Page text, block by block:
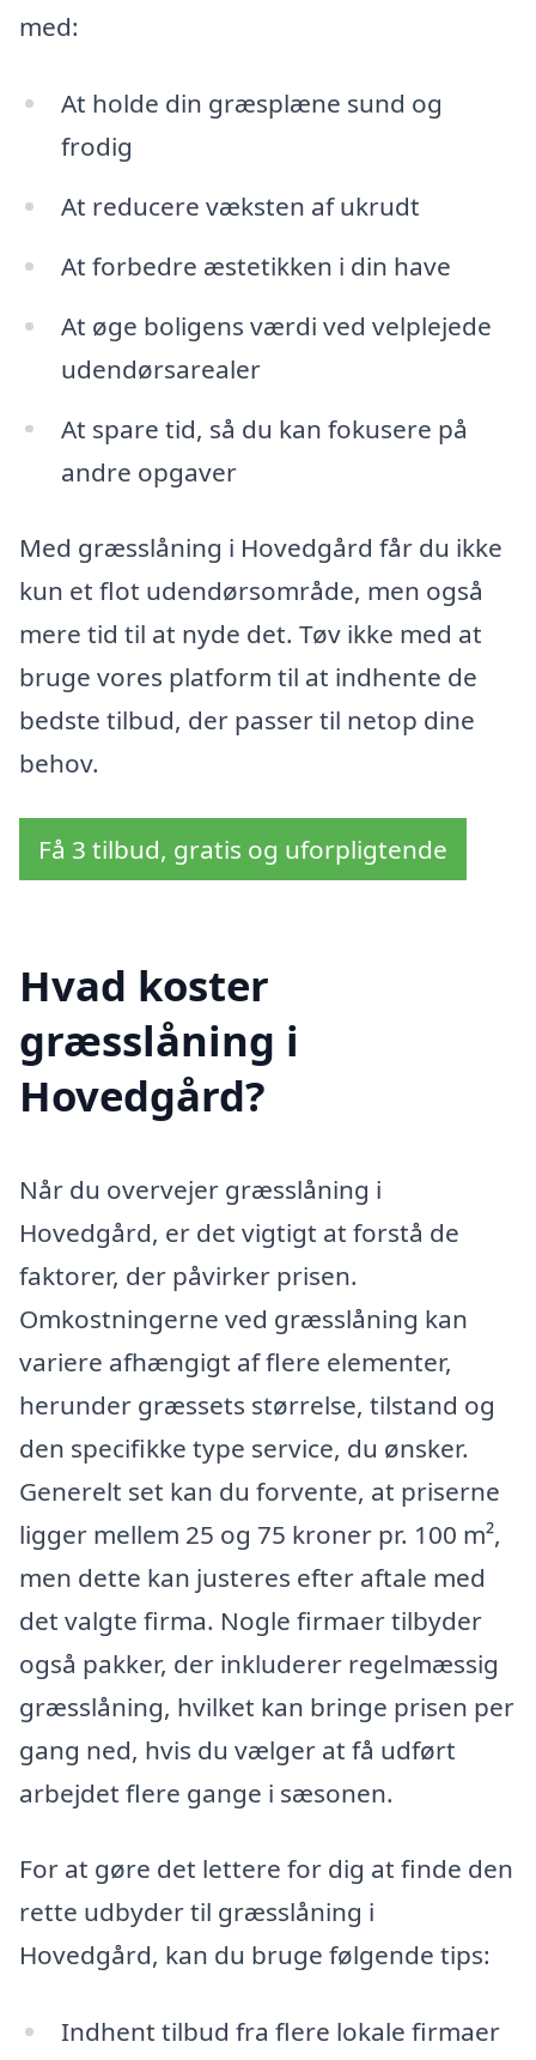
med:
At holde din græsplæne sund og
frodig
At reducere væksten af ukrudt
At forbedre æstetikken i din have
At øge boligens værdi ved velplejede
udendørsarealer
At spare tid, så du kan fokusere på
andre opgaver
Med græsslåning i Hovedgård får du ikke
kun et flot udendørsområde, men også
mere tid til at nyde det. Tøv ikke med at
bruge vores platform til at indhente de
bedste tilbud, der passer til netop dine
behov.
Få 3 tilbud, gratis og uforpligtende
Hvad koster
græsslåning i
Hovedgård?
Når du overvejer græsslåning i
Hovedgård, er det vigtigt at forstå de
faktorer, der påvirker prisen.
Omkostningerne ved græsslåning kan
variere afhængigt af flere elementer,
herunder græssets størrelse, tilstand og
den specifikke type service, du ønsker.
Generelt set kan du forvente, at priserne
ligger mellem 25 og 75 kroner pr. 100 m²,
men dette kan justeres efter aftale med
det valgte firma. Nogle firmaer tilbyder
også pakker, der inkluderer regelmæssig
græsslåning, hvilket kan bringe prisen per
gang ned, hvis du vælger at få udført
arbejdet flere gange i sæsonen.
For at gøre det lettere for dig at finde den
rette udbyder til græsslåning i
Hovedgård, kan du bruge følgende tips:
Indhent tilbud fra flere lokale firmaer